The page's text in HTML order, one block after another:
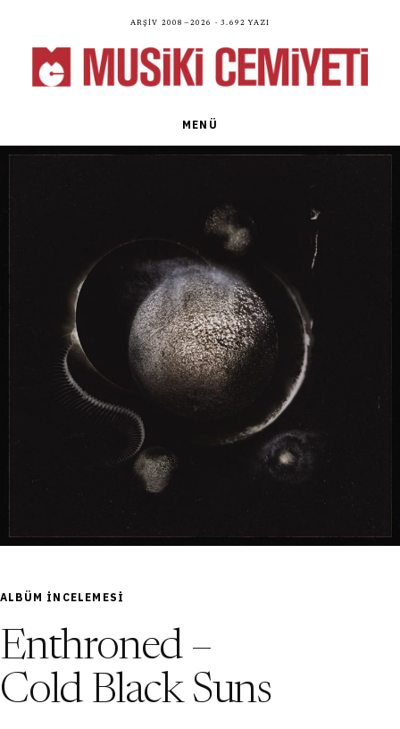
Arşiv 2008—2026 · 3.692 yazı
MENÜ
ALBÜM INCELEMESI
Enthroned –
Cold Black Suns